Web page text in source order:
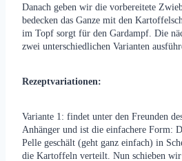
Danach geben wir die vorbereitete
bedecken das Ganze mit den
im Topf sorgt für den Gardampf. Die
zwei unterschiedlichen Varianten
Rezeptvariationen:
Variante 1: findet unter den Freunden
Anhänger und ist die einfachere Form:
Pelle geschält (geht ganz einfach) in
die Kartoffeln verteilt. Nun schieben